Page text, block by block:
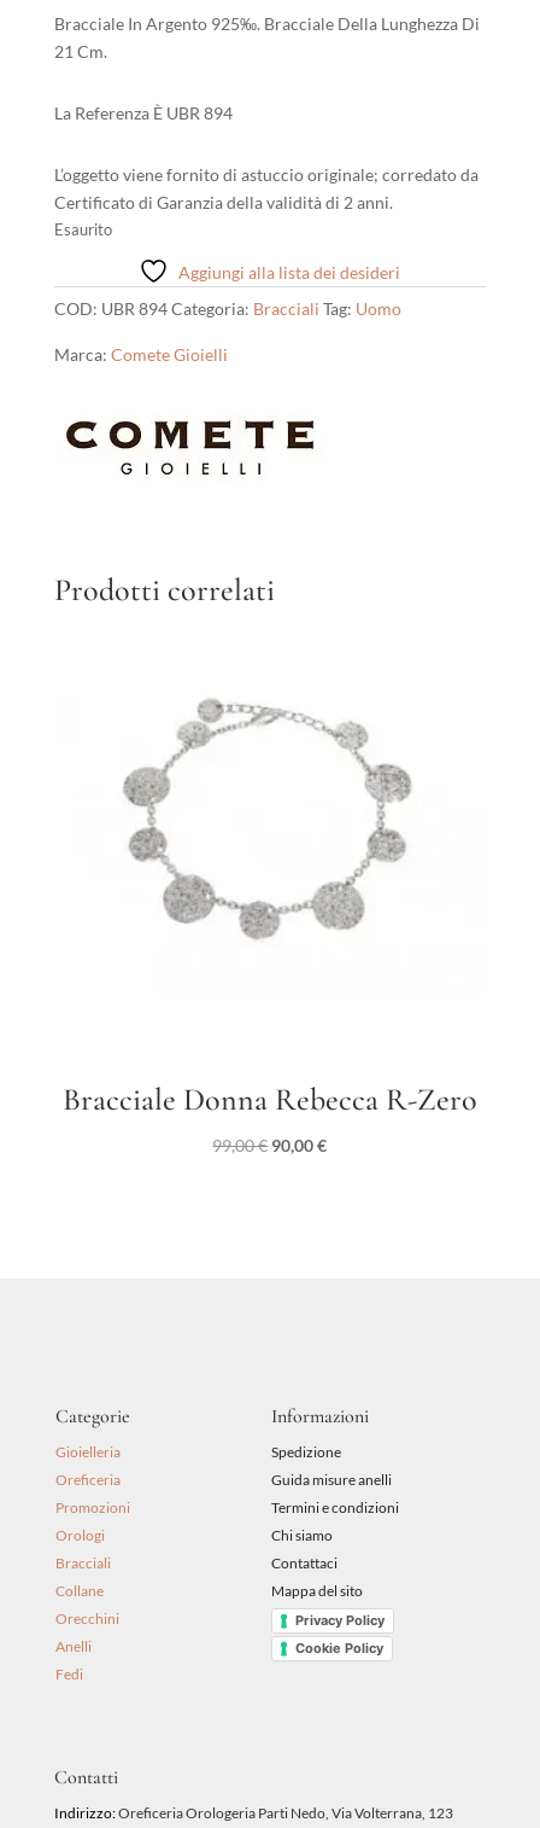
118,00 €.106,20 €.
Bracciale In Argento 925‰. Bracciale Della Lunghezza Di
21 Cm.
La Referenza È UBR 894
L’oggetto viene fornito di astuccio originale; corredato da
Certificato di Garanzia della validità di 2 anni.
Esaurito
Aggiungi alla lista dei desideri
COD: UBR 894Categoria: Bracciali Tag: Uomo
Marca: Comete Gioielli
Prodotti correlati
Bracciale Donna Rebecca R-Zero
99,00€ Il
90,00€Il
Categorie
Gioielleria
Oreficeria
Promozioni
Orologi
Bracciali
Collane
Orecchini
Anelli
Fedi
Informazioni
Spedizione
Guida misure anelli
Termini e condizioni
Chi siamo
Contattaci
Mappa del sito
Privacy Policy
Cookie Policy
Contatti
Indirizzo:Oreficeria Orologeria Parti Nedo, Via Volterrana, 123